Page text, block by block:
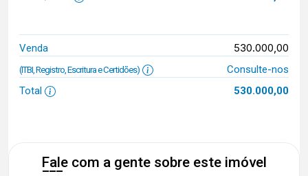
Venda 530.000,00
(ITBI, Registro, Escritura e Certidões)
Consulte-nos
Total
530.000,00
Fale com a gente sobre este imóvel